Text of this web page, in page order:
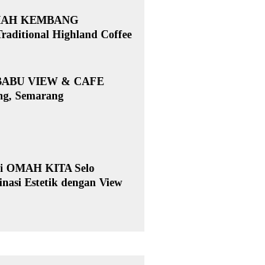
KEMBANG
Highland Coffee
VIEW & CAFE
Semarang
OMAH KITA Selo
Estetik dengan View